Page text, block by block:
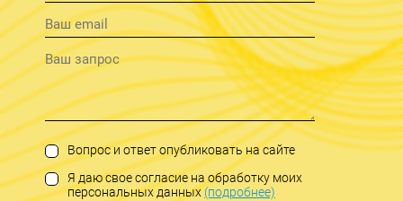
Вопрос и ответ опубликовать на сайте
Я даю свое согласие на обработку моих
персональных данных(подробнее)